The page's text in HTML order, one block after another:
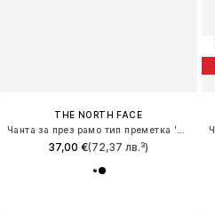
THE NORTH FACE
37,00 €(72,37 лв.³)